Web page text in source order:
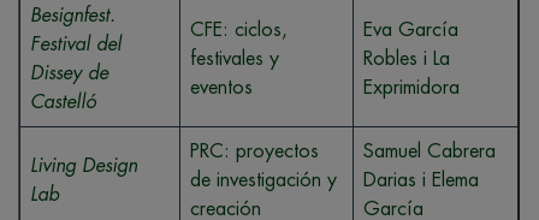
Besignfest.
Festival del
Dissey de
Castelló
CFE: ciclos,
festivales y
eventos
Eva García
Robles i La
Exprimidora
Living Design
Lab
PRC: proyectos
de investigación y
creación
Samuel Cabrera
Darias i Elema
García